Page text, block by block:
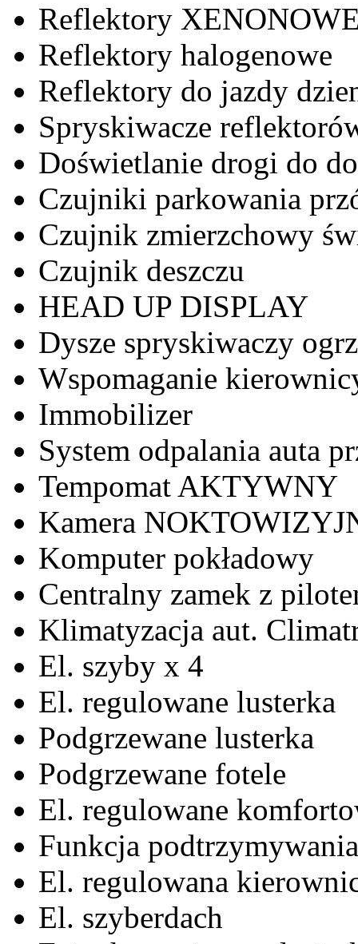
Reflektory
Reflektory halogenowe
Reflektory do jazdy
Spryskiwacze
Doświetlanie drogi do
Czujniki parkowania
Czujnik zmierzchowy
Czujnik deszczu
HEAD UP DISPLAY
Dysze spryskiwaczy
Wspomaganie
Immobilizer
System odpalania auta
Tempomat AKTYWNY
Kamera
Komputer pokładowy
Centralny zamek z
Klimatyzacja aut.
El. szyby x 4
El. regulowane lusterka
Podgrzewane lusterka
Podgrzewane fotele
El. regulowane
Funkcja
El. regulowana
El. szyberdach